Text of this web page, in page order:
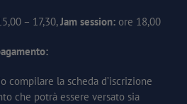
– 17,30,Jam session: ore 18,00
compilare la scheda d’iscrizione
che potrà essere versato sia